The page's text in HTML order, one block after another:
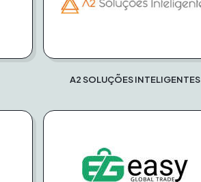
A2 SOLUÇÕES INTELIGENTES